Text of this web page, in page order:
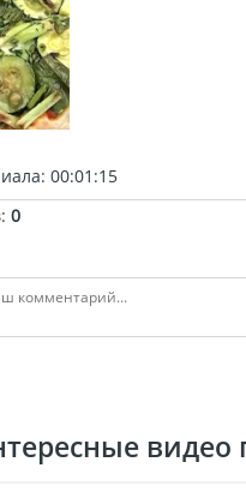
: 00:01:15
: 0
видео